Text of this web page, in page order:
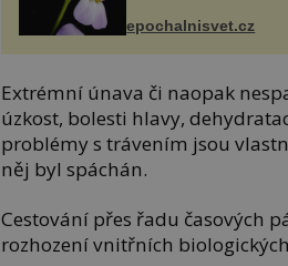
epochalnisvet.cz
Extrémní únava či naopak
úzkost, bolesti hlavy,
problémy s trávením jsou
něj byl spáchán.
Cestování přes řadu časových
rozhození vnitřních